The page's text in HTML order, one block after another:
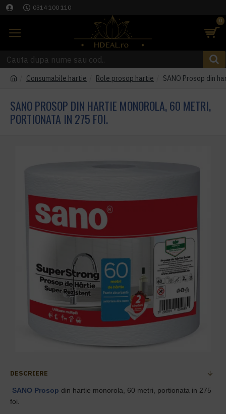
0314 100 110
0
Consumabile hartie Role prosop hartie SANO Prosop din
SANO PROSOP DIN HARTIE MONOROLA, 60 METRI,
PORTIONATA IN 275 FOI.
DESCRIERE
SANO Prosop din hartie monorola, 60 metri, portionata in 275
foi.